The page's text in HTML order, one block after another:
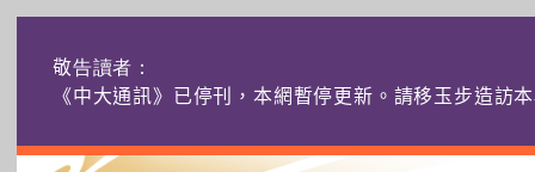
敬告讀者：
《中大通訊》已停刊，本網暫停更新。請移玉步造訪